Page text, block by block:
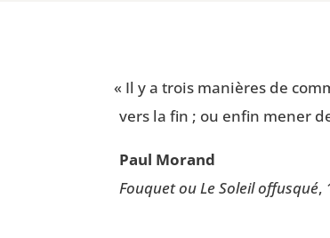
« Il y a trois manières de
vers la fin ; ou enfin mener
Paul Morand
Fou­quet ou Le Soleil offus­qué,